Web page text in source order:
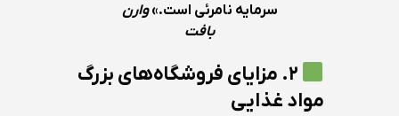
سرمایه نامرئی است.»وارن
بافت
۲. مزایای فروشگاه‌های بزرگ
مواد غذایی